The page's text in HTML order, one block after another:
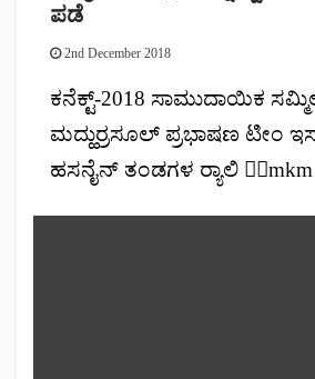
ಪಡೆ
2nd December 2018
ಕನೆಕ್ಟ್-2018 ಸಾಮುದಾಯಿಕ
ಮದ್ಹುರ್ರಸೂಲ್ ಪ್ರಭಾಷಣ ಟೀಂ
ಹಸನೈನ್ ತಂಡಗಳ ರ‌್ಯಾಲಿ